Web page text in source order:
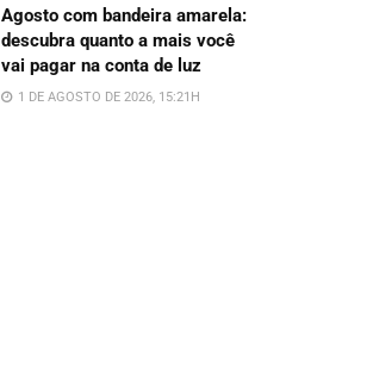
Agosto com bandeira amarela:
descubra quanto a mais você
vai pagar na conta de luz
1 DE AGOSTO DE 2026, 15:21H